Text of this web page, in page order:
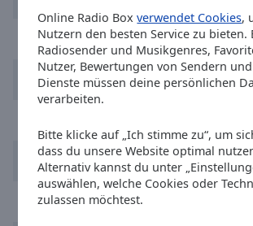
Online Radio Boxverwendet Cookies,
Nutzern den besten Service zu bieten.
Radiosender und Musikgenres,
Nutzer, Bewertungen von Sendern
Dienste müssen deine persönlichen
verarbeiten.
Bitte klicke auf „Ich stimme zu“, um
dass du unsere Website optimal
Alternativ kannst du unter
auswählen, welche Cookies oder
zulassen möchtest.
window.
Michael JacksonBillie Jean
Bruno M**sI Just Might
Men At WorkDown Under
ForeignerI Want to Know What